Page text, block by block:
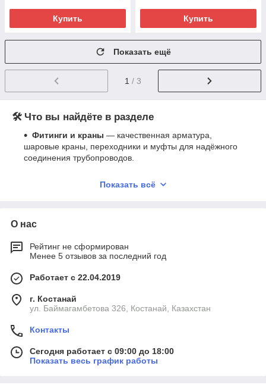
Купить Купить
Показать ещё
1 / 3
🛠 Что вы найдёте в разделе
Фитинги и краны — качественная арматура,
шаровые краны, переходники и муфты для надёжного
соединения трубопроводов.
секции, переходники, зонты и хомуты, необходимые
распределительные узлы и гидрострелки для
расхода теплоносителя.
Манометры, регуляторы и напоромеры
контроль параметров давления, расхода и
Запасные части
горелкам, бойлерам: сервоприводы, генераторы,
необходимые при монтаже систем отопления и
горячего водоснабжения.
Показать всё
О нас
Рейтинг не сформирован
Менее 5 отзывов за последний год
Работает с 22.04.2019
г. Костанай
ул. Баймагамбетова 326, Костанай, Казахстан
Контакты
Сегодня работает с 09:00 до 18:00
Показать весь график работы